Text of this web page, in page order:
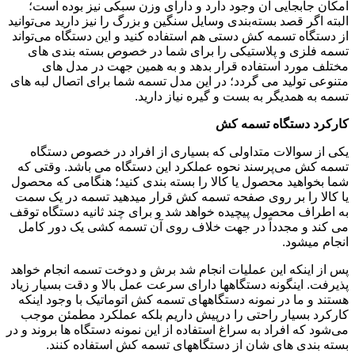
امکان جابجایی آن وجود دارد و دارای وزن سبکی نیز بوده است؛
البته اگر قصد بسته‌بندی وسایل سنگین و بزرگ را نیز دارید می‌توانید
از دستگاه تسمه کش دستی هم استفاده کنید و این دستگاه می‌تواند
تسمه فلزی و پلاستیکی را برای شما در خصوص بسته بندی های
مختلف مورد استفاده قرار بدهد و به همین جهت در مدل های
متنوعی تولید می گردد؛ در این مدل تسمه شما برای اتصال لبه های
تسمه به همدیگر به بست و گیره نیاز دارید.
کارکرد دستگاه تسمه کش
یکی از سوالات متداولی که بسیاری از افراد در خصوص دستگاه
تسمه کش می‌پرسند نحوه عملکرد این دستگاه می باشد. وقتی که
شما بخواهید محصول یا کالا را بسته بندی کنید؛ هنگامی که محصول
یا کالا را بر روی صفحه تسمه کش قرار میدهید تسمه در یک سمت
به اطراف محصول پیچیده خواهد شد و برای چند ثانیه دستگاه توقف
می کند و مجدداً در جهت خلاف روی آن تسمه کشی یک دور کامل
انجام میشود.
پس از اینکه این عملیات انجام شد برش و دوخت تسمه انجام خواهد
پذیرفت. اینگونه دستگاهها دارای سرعت عمل بالا و دقت بسیار زیاد
هستند و ما در نمونه دستگاههای تسمه کش اتوماتیک با وجود اینکه
کارکرد بسیار راحتی را درپیش داریم بلکه عملکرد مطمئن موجب
می‌شود که افراد به سراغ استفاده از این نمونه دستگاه ها بروند و در
بسته بندی های شان از دستگاههای تسمه کش استفاده کنند.